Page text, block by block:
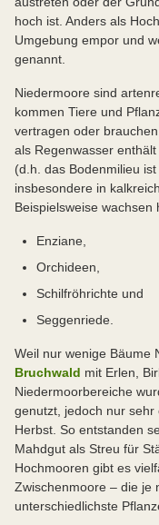
hoch ist. Anders als
Umgebung empor und
genannt.
Niedermoore sind
kommen Tiere und
vertragen oder
als Regenwasser
(d.h. das Bodenmilieu
insbesondere in
Beispielsweise wachsen
Enziane,
Orchideen,
Schilfröhrichte und
Seggenriede.
Weil nur wenige Bäume
Bruchwald mit Erlen,
Niedermoorbereiche
genutzt, jedoch nur
Herbst. So entstanden
Mahdgut als Streu für
Hochmooren gibt es
Zwischenmoore – die je
unterschiedlichste